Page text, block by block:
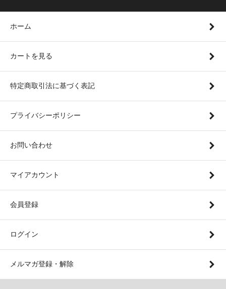
ホーム
カートを見る
特定商取引法に基づく表記
プライバシーポリシー
お問い合わせ
マイアカウント
会員登録
ログイン
メルマガ登録・解除